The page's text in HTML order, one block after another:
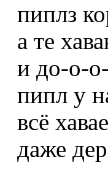
пиплз
а те
и до-о-
пипл у
всё
даже